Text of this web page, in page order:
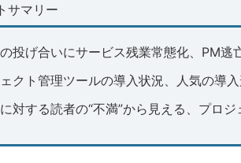
サマリー
投げ合いにサービス残業常態化、PM
クト管理ツールの導入状況、人気の導入
対する読者の“不満”から見える、プロ